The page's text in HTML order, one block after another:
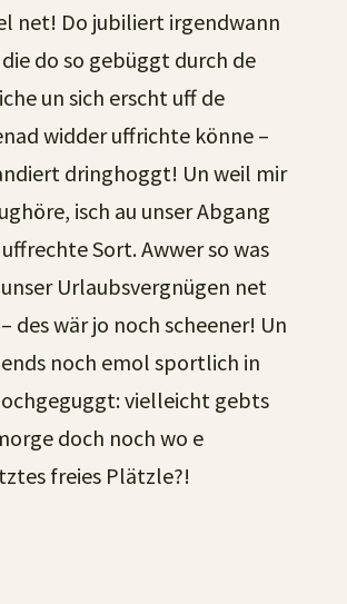
net! Do jubiliert irgendwann
die do so gebüggt durch de
un sich erscht uff de
widder uffrichte könne –
dringhoggt! Un weil mir
isch au unser Abgang
Sort. Awwer so was
Urlaubsvergnügen net
des wär jo noch scheener! Un
noch emol sportlich in
vielleicht gebts
doch noch wo e
freies Plätzle?!